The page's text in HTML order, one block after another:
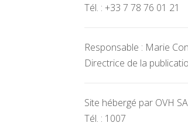
Tél. :+33 7 78 76 01 21
Responsable : Marie
Directrice de la
Site hébergé par OVH
Tél. : 1007